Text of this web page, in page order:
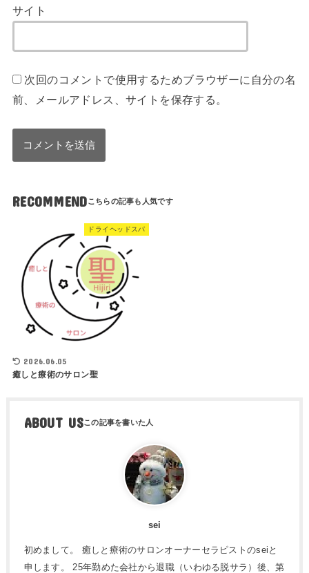
サイト
次回のコメントで使用するためブラウザーに自分の名
前、メールアドレス、サイトを保存する。
RECOMMEND
ドライヘッドスパ
2026.06.05
癒しと療術のサロン聖
ABOUT US
sei
初めまして。 癒しと療術のサロンオーナーセラピストのseiと
申します。 25年勤めた会社から退職（いわゆる脱サラ）後、第